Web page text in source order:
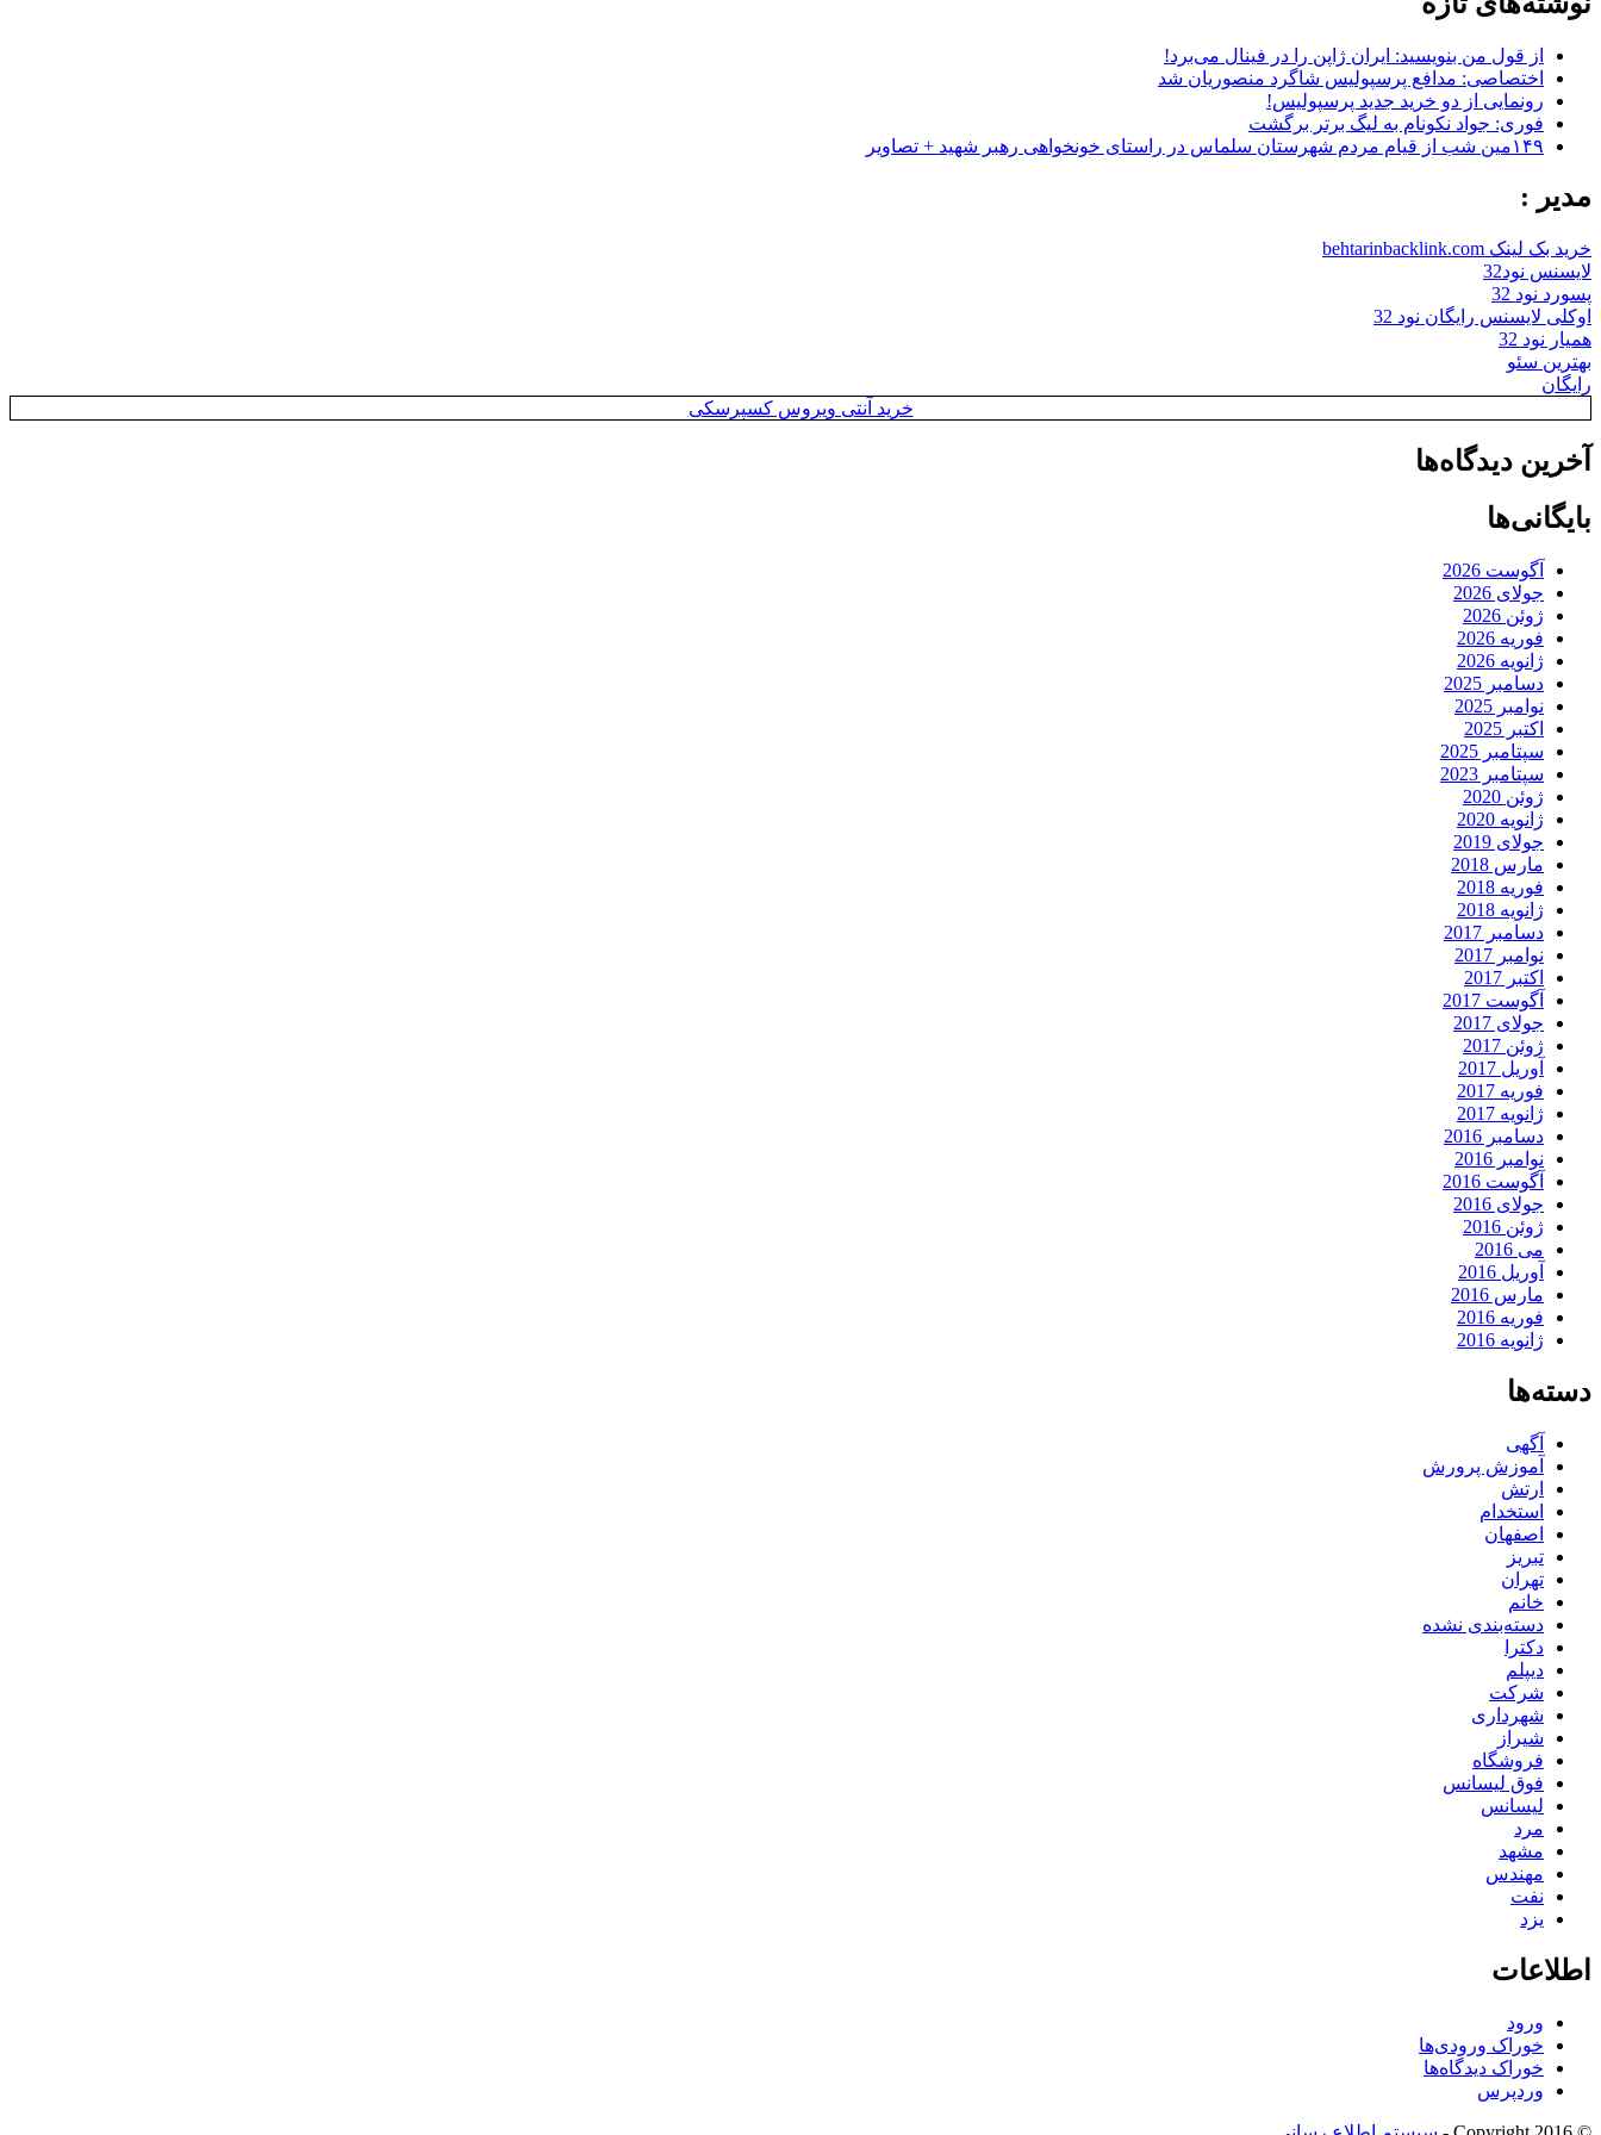
از قول من بنویسید: ایران ژاپن را در فینال می‌برد!
اختصاصی: مدافع پرسپولیس شاگرد منصوریان شد
رونمایی از دو خرید جدید پرسپولیس!
فوری: جواد نکونام به لیگ برتر برگشت
۱۴۹مین شب از قیام مردم شهرستان سلماس در راستای خونخواهی رهبر شهید + تصاویر
مدیر :
خرید بک لینک behtarinbacklink.com
لایسنس نود32
پسورد نود 32
اوکلی لایسنس رایگان نود 32
همیار نود 32
بهترین سئو
رایگان
خرید آنتی ویروس کسپرسکی
آخرین دیدگاه‌ها
بایگانی‌ها
آگوست 2026
جولای 2026
ژوئن 2026
فوریه 2026
ژانویه 2026
دسامبر 2025
نوامبر 2025
اکتبر 2025
سپتامبر 2025
سپتامبر 2023
ژوئن 2020
ژانویه 2020
جولای 2019
مارس 2018
فوریه 2018
ژانویه 2018
دسامبر 2017
نوامبر 2017
اکتبر 2017
آگوست 2017
جولای 2017
ژوئن 2017
آوریل 2017
فوریه 2017
ژانویه 2017
دسامبر 2016
نوامبر 2016
آگوست 2016
جولای 2016
ژوئن 2016
می 2016
آوریل 2016
مارس 2016
فوریه 2016
ژانویه 2016
دسته‌ها
آگهی
آموزش پرورش
ارتش
استخدام
اصفهان
تبریز
تهران
خانم
دسته‌بندی نشده
دکترا
دیپلم
شرکت
شهرداری
شیراز
فروشگاه
فوق لیسانس
لیسانس
مرد
مشهد
مهندس
نفت
یزد
اطلاعات
ورود
خوراک ورودی‌ها
خوراک دیدگاه‌ها
وردپرس